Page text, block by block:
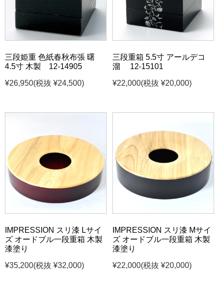
三段姫重 色紙春秋布張 曙
4.5寸 木製 12-14905
¥26,950(税抜 ¥24,500)
三段重箱 5.5寸 アールデコ
溜 12-15101
¥22,000(税抜 ¥20,000)
IMPRESSION スリ漆 Lサイ
ズ オードブル一段重箱 木製
漆塗り
¥35,200(税抜 ¥32,000)
IMPRESSION スリ漆 Mサイ
ズ オードブル一段重箱 木製
漆塗り
¥22,000(税抜 ¥20,000)